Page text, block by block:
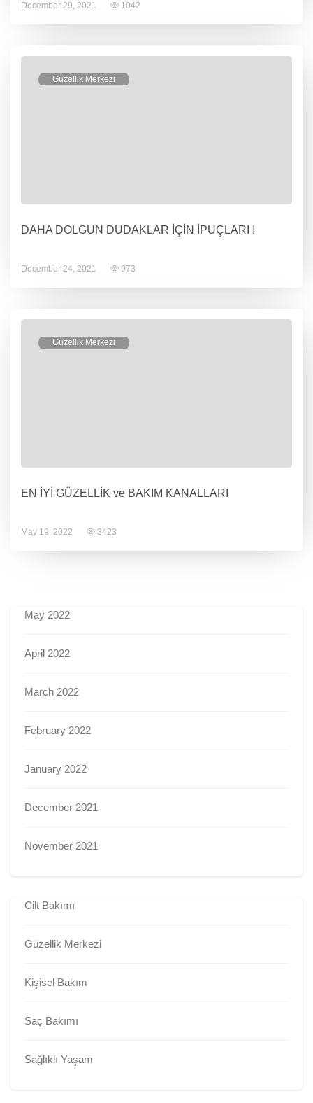
December 29, 2021 1042
Güzellik Merkezi
DAHA DOLGUN DUDAKLAR İÇİN İPUÇLARI !
December 24, 2021 973
Güzellik Merkezi
EN İYİ GÜZELLİK ve BAKIM KANALLARI
May 19, 2022 3423
May 2022
April 2022
March 2022
February 2022
January 2022
December 2021
November 2021
Cilt Bakımı
Güzellik Merkezi
Kişisel Bakım
Saç Bakımı
Sağlıklı Yaşam